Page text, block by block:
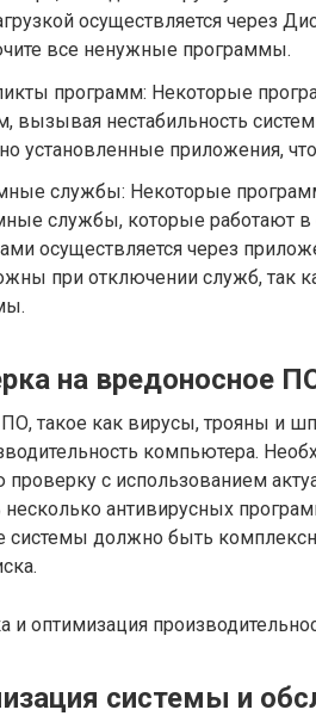
осуществляется через
все ненужные программы.
программ: Некоторые
вызывая нестабильность
установленные приложения,
службы: Некоторые
службы, которые работают
осуществляется через
при отключении служб, так
на вредоносное
такое как вирусы, трояны и
компьютера.
проверку с использованием
несколько антивирусных
системы должно быть
системы и